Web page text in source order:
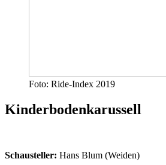
Foto: Ride-Index 2019
Kinderbodenkarussell
Schausteller: Hans Blum (Weiden)